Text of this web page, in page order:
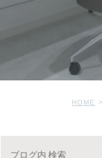
HOME